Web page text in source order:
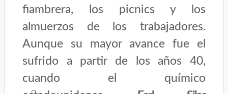
fiambrera, los picnics y los
almuerzos de los trabajadores.
Aunque su mayor avance fue el
sufrido a partir de los años 40,
cuando el químico